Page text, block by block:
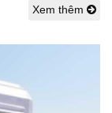
Xem thêm